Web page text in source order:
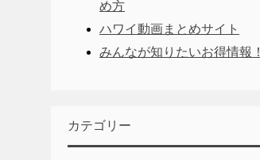
め方
ハワイ動画まとめサイト
みんなが知りたいお得情報！
カテゴリー